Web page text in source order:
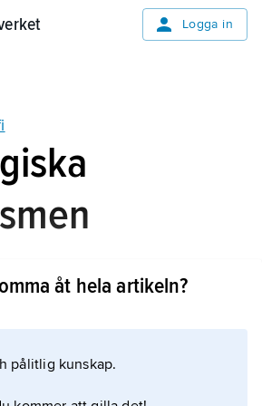
Logga in
är den
åt hela artikeln?
pålitlig kunskap.